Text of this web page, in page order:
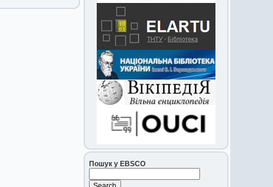
Пошук у EBSCO